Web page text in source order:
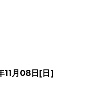
月08日[日]